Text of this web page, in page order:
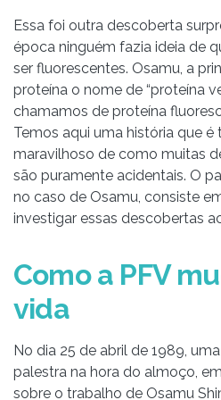
Essa foi outra descoberta
época ninguém fazia ideia de
ser fluorescentes. Osamu, a
proteína o nome de “proteína
chamamos de proteína
Temos aqui uma história que
maravilhoso de como muitas
são puramente acidentais. O
no caso de Osamu, consiste
investigar essas descobertas
Como a PFV
vida
No dia 25 de abril de 1989,
palestra na hora do almoço,
sobre o trabalho de Osamu